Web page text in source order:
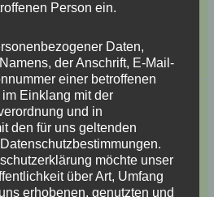
Teil 2“
erweitert – Kiwigelb.de
wird nicht veröffentlicht.
mit*markiert
Person ein.
Daten,
der Anschrift, E-Mail-
einer betroffenen
Einklang mit der
und in
den für uns geltenden
möchte unser
über Art, Umfang
erhobenen, genutzten und